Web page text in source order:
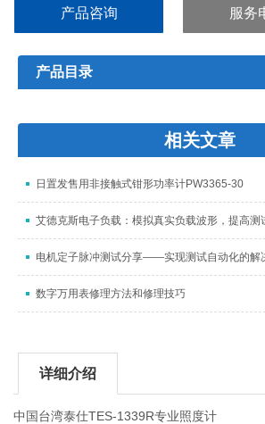
产品咨询 服务
产品目录
相关文章
日置发售用非接触式钳形功率计PW3365-30
艾德克斯电子负载：模拟真实负载波形，提高测
电机定子脉冲测试分享——实现测试自动化的解
数字万用表修理方法和修理技巧
详细介绍
中国台湾泰仕TES-1339R专业照度计